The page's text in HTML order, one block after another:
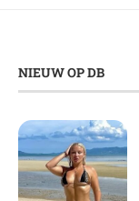
NIEUW OP DB